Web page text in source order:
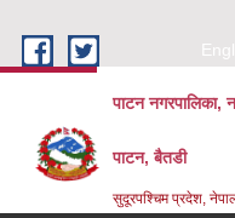
पाटन नगरपालिका,
पाटन, बैतडी
सुदूरपश्चिम प्रदेश,